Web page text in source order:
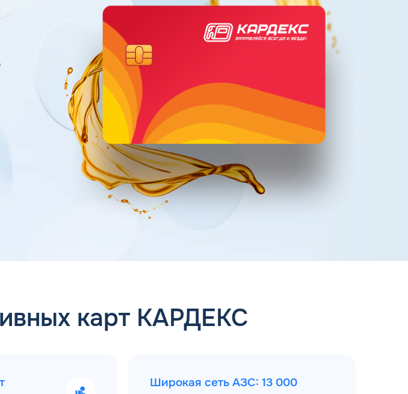
Умный Личный
окончании баланса
Поддержка
карт КАРДЕКС
Широкая сеть АЗС: 13 000